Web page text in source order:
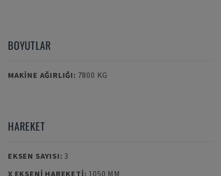
BOYUTLAR
MAKINE AĞIRLIĞI: 7800 KG
HAREKET
EKSEN SAYISI: 3
X EKSENI HAREKETI: 1050 MM